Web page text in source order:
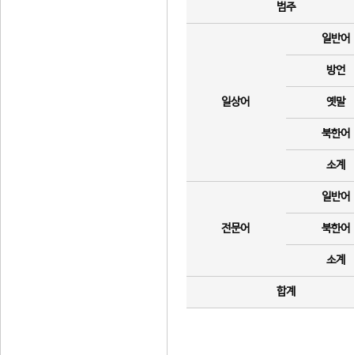
범주
일상어
일반어
방언
옛말
북한어
소계
전문어
일반어
북한어
소계
합계